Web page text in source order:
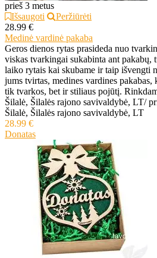
prieš 3 metus
Išsaugoti
Peržiūrėti
28.99 €
Medinė vardinė pakaba
Geros dienos rytas prasideda nuo
viskas tvarkingai sukabinta ant pakabų,
laiko rytais kai skubame ir taip išvengti
jums tvirtas, medines vardines
tik tvarkos, bet ir stiliaus pojūtį.
Šilalė, Šilalės rajono savivaldybė, LT/
Šilalė, Šilalės rajono savivaldybė, LT
28.99 €
Donatas